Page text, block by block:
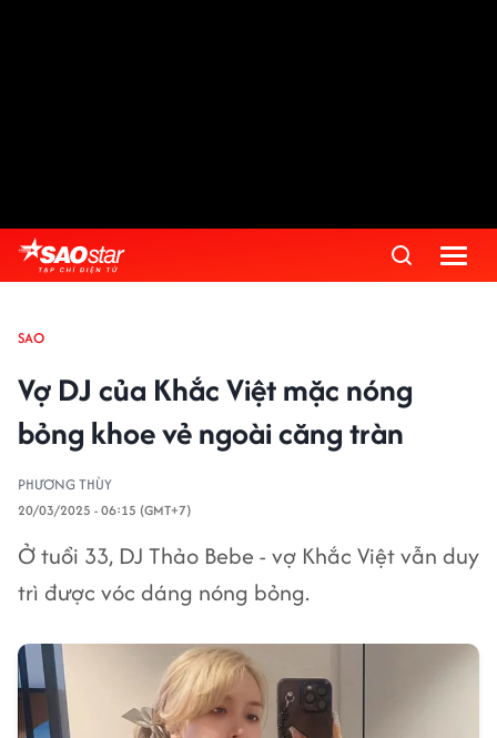
SAO
Vợ DJ của Khắc Việt mặc nóng
bỏng khoe vẻ ngoài căng tràn
PHƯƠNG THÙY
20/03/2025 - 06:15 (GMT+7)
Ở tuổi 33, DJ Thảo Bebe - vợ Khắc Việt vẫn duy
trì được vóc dáng nóng bỏng.